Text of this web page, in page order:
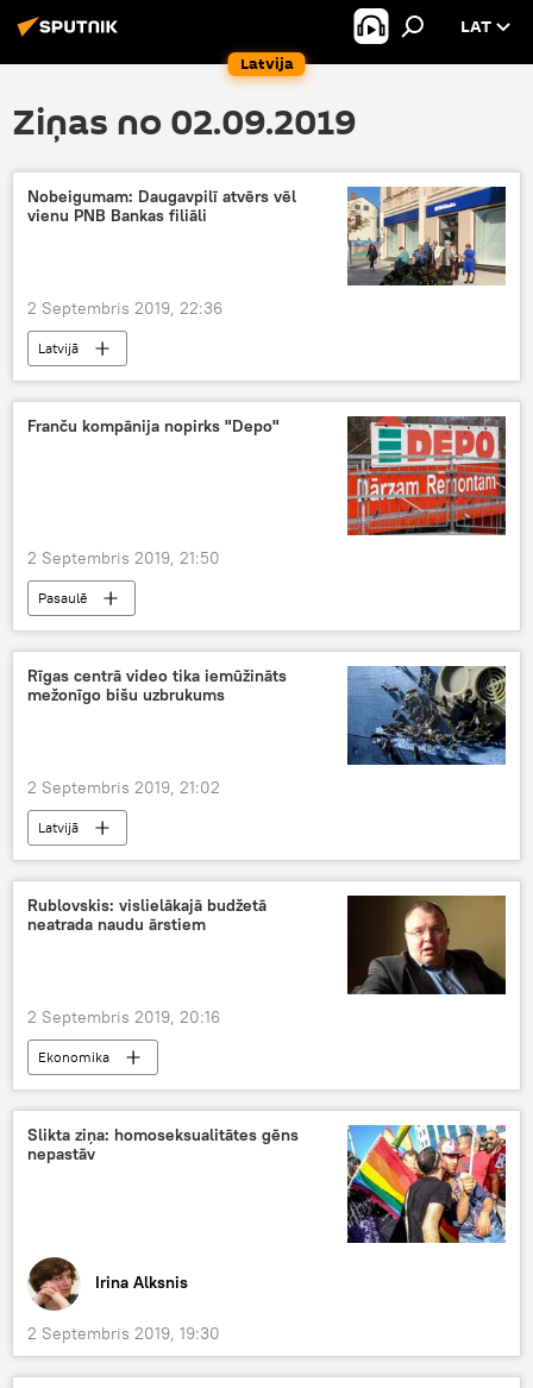
Latvija
LAT
Ziņas no 02.09.2019
Nobeigumam: Daugavpilī atvērs vēl
vienu PNB Bankas filiāli
2 Septembris 2019, 22:36
Latvijā
Franču kompānija nopirks "Depo"
2 Septembris 2019, 21:50
Pasaulē
Rīgas centrā video tika iemūžināts
mežonīgo bišu uzbrukums
2 Septembris 2019, 21:02
Latvijā
Rublovskis: vislielākajā budžetā
neatrada naudu ārstiem
2 Septembris 2019, 20:16
Ekonomika
Slikta ziņa: homoseksualitātes gēns
nepastāv
Irina Alksnis
2 Septembris 2019, 19:30